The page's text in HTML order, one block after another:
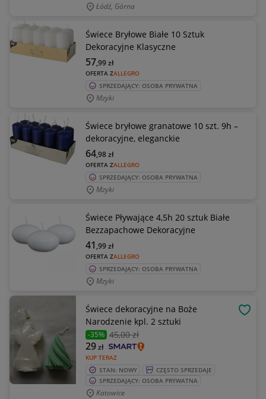
Łódź, Górna
Świece Bryłowe Białe 10 Sztuk
Dekoracyjne Klasyczne
OFERTA ZALLEGRO
57,99zł
SPRZEDAJĄCY: OSOBA PRYWATNA
Mzyki
Świece bryłowe granatowe 10 szt. 9h –
dekoracyjne, eleganckie
OFERTA ZALLEGRO
64,98zł
SPRZEDAJĄCY: OSOBA PRYWATNA
Mzyki
Świece Pływające 4,5h 20 sztuk Białe
Bezzapachowe Dekoracyjne
OFERTA ZALLEGRO
41 ,99zł
SPRZEDAJĄCY: OSOBA PRYWATNA
Mzyki
Świece dekoracyjne na Boże
Narodzenie kpl. 2 sztuki
-35% 45,00 zł
KUP TERAZ
29zł
STAN: NOWY
CZĘSTO SPRZEDAJE
SPRZEDAJĄCY: OSOBA PRYWATNA
Katowice